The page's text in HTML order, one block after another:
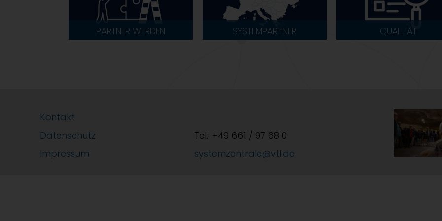
PARTNER WERDEN SYSTEMPARTNER QUALITÄT
Kontakt
Datenschutz
Impressum
Tel.: +49 661 / 97 68 0
systemzentrale@vtl.de